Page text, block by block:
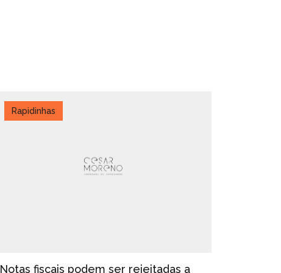
Rapidinhas
Notas fiscais podem ser rejeitadas a